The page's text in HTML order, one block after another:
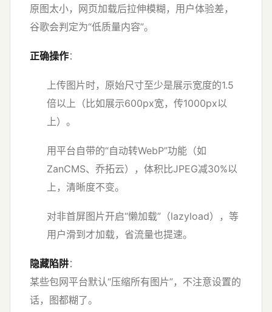
原图太小，网页加载后拉伸模糊，用户体验差，
谷歌会判定为“低质量内容”。
正确操作：
上传图片时，原始尺寸至少是展示宽度的1.5
倍以上（比如展示600px宽，传1000px以
上）。
用平台自带的“自动转WebP”功能（如
ZanCMS、乔拓云），体积比JPEG减30%以
上，清晰度不变。
对非首屏图片开启“懒加载”（lazyload），等
用户滑到才加载，省流量也提速。
隐藏陷阱：
某些包网平台默认“压缩所有图片”，不注意设置的
话，图都糊了。